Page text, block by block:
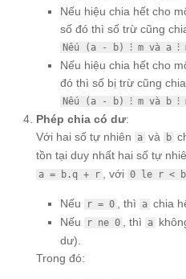
Nếu hiệu chia hết cho
số đó thì số trừ cũng
Nếu (a - b) ⁝ m và a ⁝
Nếu hiệu chia hết cho
đó thì số bị trừ cũng
Nếu (a - b) ⁝ m và b ⁝
Phép chia có dư:
Với hai số tự nhiên
a và b
tồn tại duy nhất hai số tự
a = b.q + r , với 0 le r < b
Nếu r = 0 , thì a chia
Nếu
r ne 0 , thì a
dư).
Trong đó: